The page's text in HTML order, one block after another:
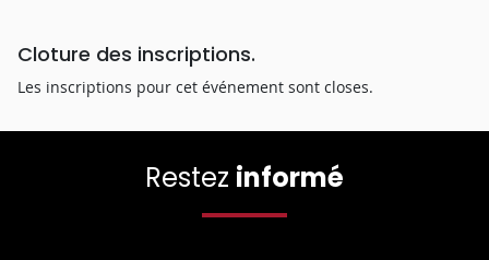
Cloture des inscriptions.
Les inscriptions pour cet événement sont closes.
Restez informé